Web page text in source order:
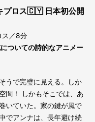
ロス🇨🇾 日本初公開
ス／8分
ついての詩的なアニメー
うで完璧に見える。しか
間！ しかもそこでは、あ
いていた。家の鍵が風で
でアンナは、長年避け続